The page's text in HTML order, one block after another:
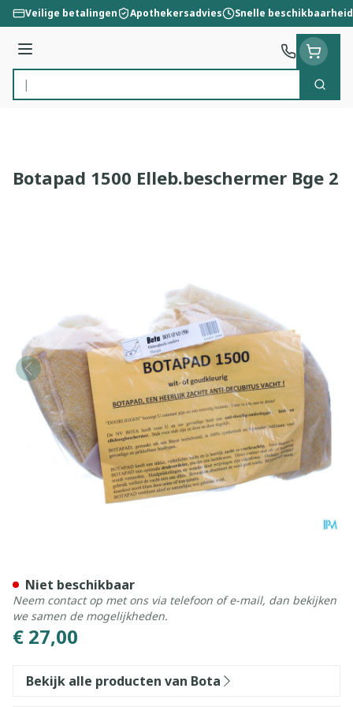
Ga naar de inhoud
Veilige betalingen Apothekersadvies Snelle beschikbaarheid
Menu
Product, merk, categorie...
Zoek
Botapad 1500 Elleb.beschermer Bge 2
€ 27,00
Niet beschikbaar
Neem contact op met ons via telefoon of e-mail, dan bekijken
we samen de mogelijkheden.
Bekijk alle producten van Bota